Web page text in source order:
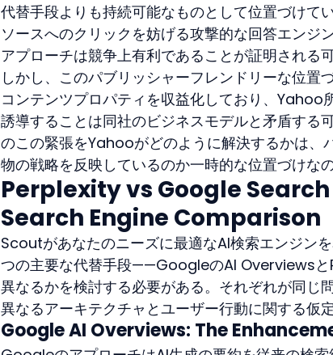
代替手段よりも持続可能なものとして位置づけて
ソースへのクリックを妨げる攻撃的な回答エンジ
アプローチは競争上有利であることが証明される
しかし、このパブリッシャーフレンドリーな位
コンテンツプロパティを収益化しており、Yahoo
誘導することは同社のビジネスモデルと矛盾する
のこの緊張をYahooがどのように解決するかは、
物の戦略を反映しているのか一時的な位置づけな
Perplexity vs Google
Search Engine Comparison
Scoutがあなたのニーズに最適なAI検索エンジン
つの主要な代替手段——GoogleのAI Overviews
異なるかを検討する必要がある。それぞれが同
異なるアーキテクチャとユーザー行動に関する仮
Google AI Overviews: The